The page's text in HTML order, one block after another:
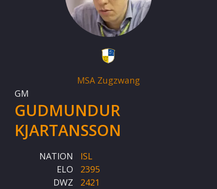
MSA Zugzwang
GM
GUDMUNDUR
KJARTANSSON
NATION
ISL
ELO
2395
DWZ
2421